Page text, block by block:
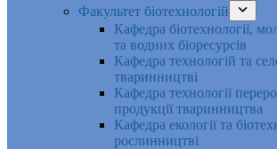
Факультет біотехнологій
Кафедра біотехнології,
та водних біоресурсів
Кафедра технологій та
тваринництві
Кафедра технології
продукції тваринництва
Кафедра екології та
рослинництві